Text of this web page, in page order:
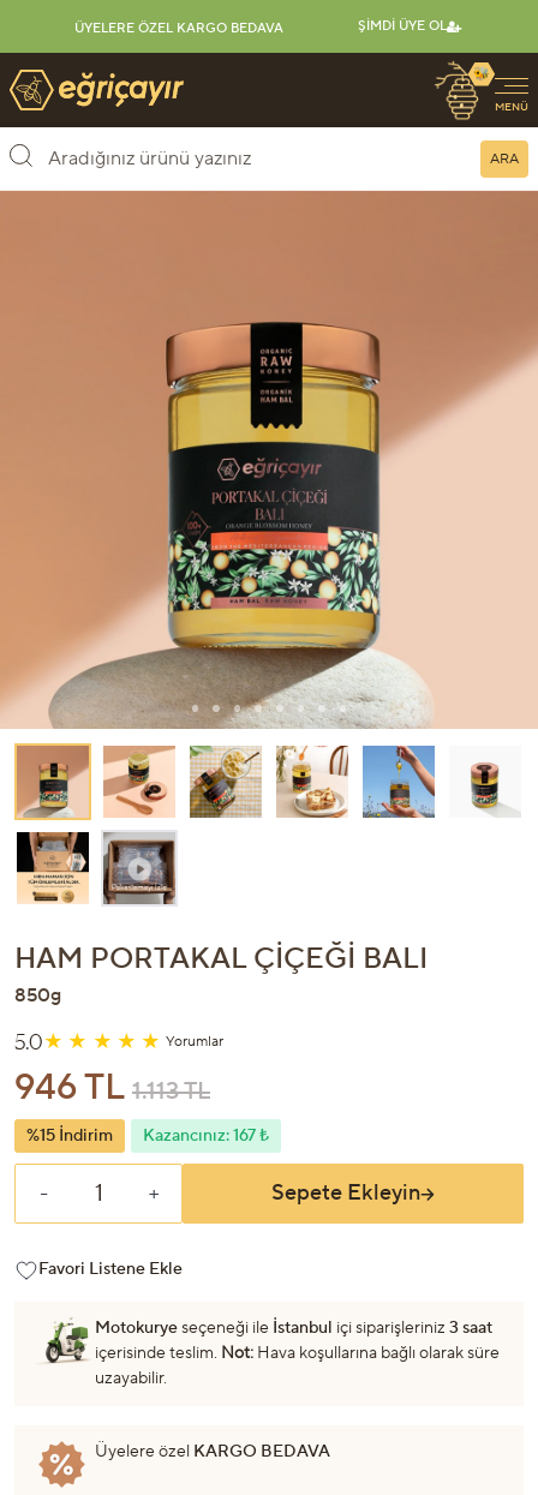
ÜYELERE ÖZEL KARGO BEDAVA ŞIMDI ÜYE OL
Eğriçayır Organik Arı Ürünleri 🐝
MENÜ
ARA
HAM PORTAKAL ÇIÇEĞI BALI
850g
5.0 Yorumlar
946 TL 1.113 TL
%15 İndirim Kazancınız: 167 ₺
- + Sepete Ekleyin
Favori Listene Ekle
Motokuryeseçeneği ile İstanbul içi siparişleriniz 3 saat
içerisinde teslim. Not: Hava koşullarına bağlı olarak süre
uzayabilir.
Üyelere özel KARGO BEDAVA